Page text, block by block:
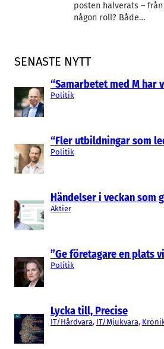
SENASTE NYTT
“Samarbetet med M har
Politik
“Fler utbildningar som
Politik
Händelser i veckan som
Aktier
”Ge företagare en plats
Politik
Lycka till, Precise
IT/Hårdvara, IT/Mjukvara,
posten halverats –
någon roll? Både…